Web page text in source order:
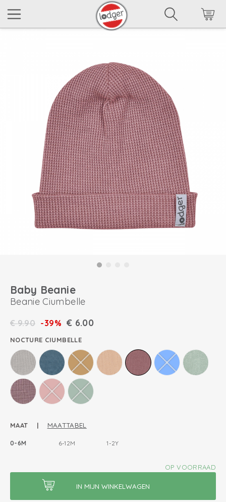
Baby Beanie
Beanie Ciumbelle
€9.90 -39% € 6.00
NOCTURE CIUMBELLE
MAAT | MAATTABEL
0-6M 6-12M 1-2Y
OP VOORRAAD